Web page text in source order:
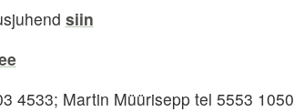
siin
4533; Martin Müürisepp tel 5553 1050